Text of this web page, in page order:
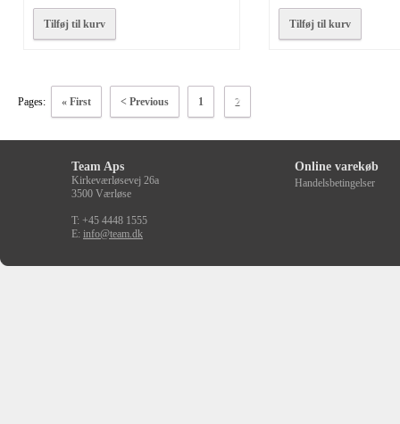
Pages: « First < Previous 1 2
Team Aps
Kirkeværløsevej 26a
3500 Værløse
T: +45 4448 1555
E: info@team.dk
Online varekøb
Handelsbetingelser